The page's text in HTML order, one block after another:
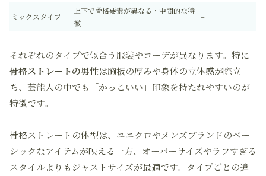
ミックスタイプ
上下で骨格要素が異なる・中間的な特
徴
–
それぞれのタイプで似合う服装やコーデが異なります。特に
骨格ストレートの男性は胸板の厚みや身体の立体感が際立
ち、芸能人の中でも「かっこいい」印象を持たれやすいのが
特徴です。
骨格ストレートの体型は、ユニクロやメンズブランドのベー
シックなアイテムが映える一方、オーバーサイズやラフすぎる
スタイルよりもジャストサイズが最適です。タイプごとの違